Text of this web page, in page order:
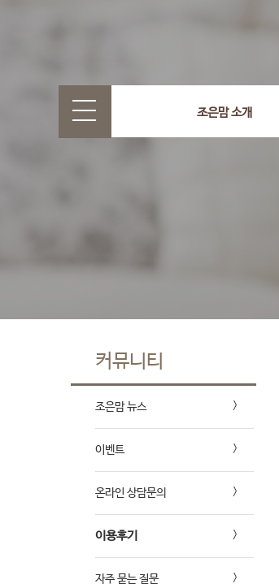
조은맘 소개
커뮤니티
조은맘 뉴스
이벤트
온라인 상담문의
이용후기
자주 묻는 질문